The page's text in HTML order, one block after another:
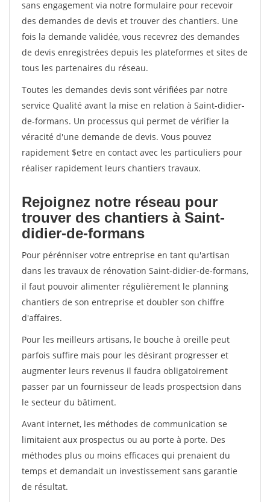
sans engagement via notre formulaire pour recevoir
des demandes de devis et trouver des chantiers. Une
fois la demande validée, vous recevrez des demandes
de devis enregistrées depuis les plateformes et sites de
tous les partenaires du réseau.
Toutes les demandes devis sont vérifiées par notre
service Qualité avant la mise en relation à Saint-didier-
de-formans. Un processus qui permet de vérifier la
véracité d'une demande de devis. Vous pouvez
rapidement $etre en contact avec les particuliers pour
réaliser rapidement leurs chantiers travaux.
Rejoignez notre réseau pour
trouver des chantiers à Saint-
didier-de-formans
Pour pérénniser votre entreprise en tant qu'artisan
dans les travaux de rénovation Saint-didier-de-formans,
il faut pouvoir alimenter régulièrement le planning
chantiers de son entreprise et doubler son chiffre
d'affaires.
Pour les meilleurs artisans, le bouche à oreille peut
parfois suffire mais pour les désirant progresser et
augmenter leurs revenus il faudra obligatoirement
passer par un fournisseur de leads prospectsion dans
le secteur du bâtiment.
Avant internet, les méthodes de communication se
limitaient aux prospectus ou au porte à porte. Des
méthodes plus ou moins efficaces qui prenaient du
temps et demandait un investissement sans garantie
de résultat.